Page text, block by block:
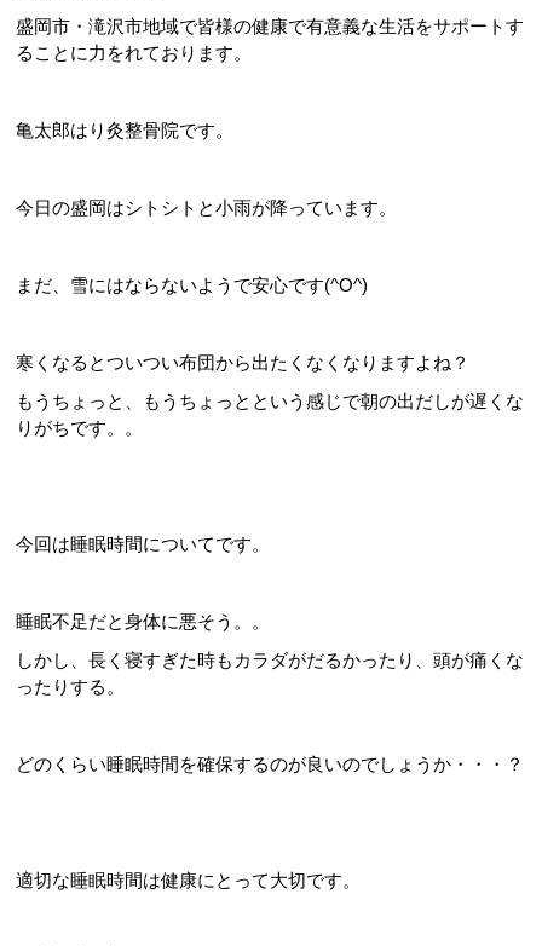
盛岡市・滝沢市地域で皆様の健康で有意義な生活をサポートす
ることに力をれております。
亀太郎はり灸整骨院です。
今日の盛岡はシトシトと小雨が降っています。
まだ、雪にはならないようで安心です(^O^)
寒くなるとついつい布団から出たくなくなりますよね？
もうちょっと、もうちょっとという感じで朝の出だしが遅くな
りがちです。。
今回は睡眠時間についてです。
睡眠不足だと身体に悪そう。。
しかし、長く寝すぎた時もカラダがだるかったり、頭が痛くな
ったりする。
どのくらい睡眠時間を確保するのが良いのでしょうか・・・？
適切な睡眠時間は健康にとって大切です。